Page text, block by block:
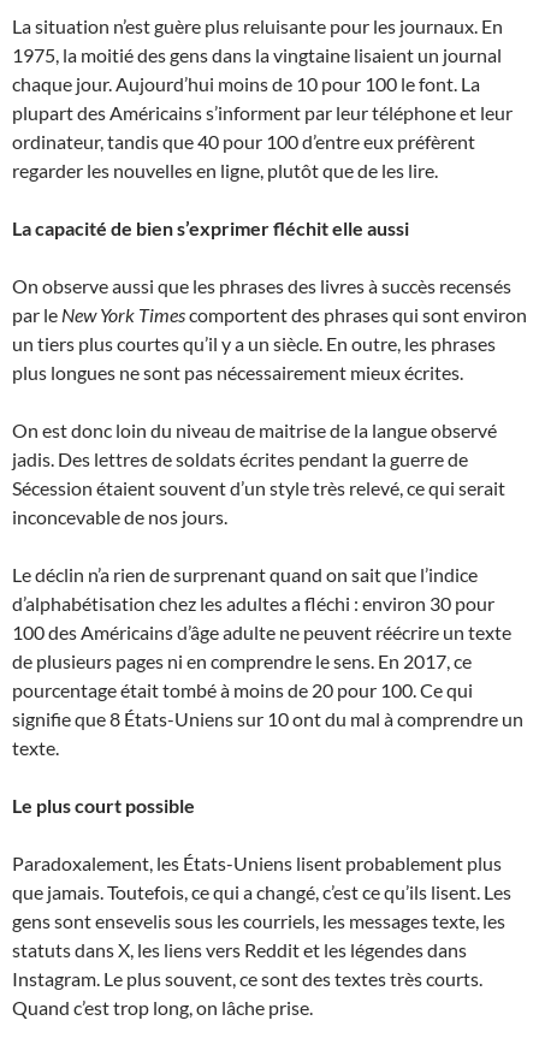
La situation n’est guère plus reluisante pour les journaux. En
1975, la moitié des gens dans la vingtaine lisaient un journal
chaque jour. Aujourd’hui moins de 10 pour 100 le font. La
plupart des Américains s’informent par leur téléphone et leur
ordinateur, tandis que 40 pour 100 d’entre eux préfèrent
regarder les nouvelles en ligne, plutôt que de les lire.
La capacité de bien s’exprimer fléchit elle aussi
On observe aussi que les phrases des livres à succès recensés
par le New York Timescomportent des phrases qui sont environ
un tiers plus courtes qu’il y a un siècle. En outre, les phrases
plus longues ne sont pas nécessairement mieux écrites.
On est donc loin du niveau de maitrise de la langue observé
jadis. Des lettres de soldats écrites pendant la guerre de
Sécession étaient souvent d’un style très relevé, ce qui serait
inconcevable de nos jours.
Le déclin n’a rien de surprenant quand on sait que l’indice
d’alphabétisation chez les adultes a fléchi : environ 30 pour
100 des Américains d’âge adulte ne peuvent réécrire un texte
de plusieurs pages ni en comprendre le sens. En 2017, ce
pourcentage était tombé à moins de 20 pour 100. Ce qui
signifie que 8 États-Uniens sur 10 ont du mal à comprendre un
texte.
Le plus court possible
Paradoxalement, les États-Uniens lisent probablement plus
que jamais. Toutefois, ce qui a changé, c’est ce qu’ils lisent. Les
gens sont ensevelis sous les courriels, les messages texte, les
statuts dans X, les liens vers Reddit et les légendes dans
Instagram. Le plus souvent, ce sont des textes très courts.
Quand c’est trop long, on lâche prise.